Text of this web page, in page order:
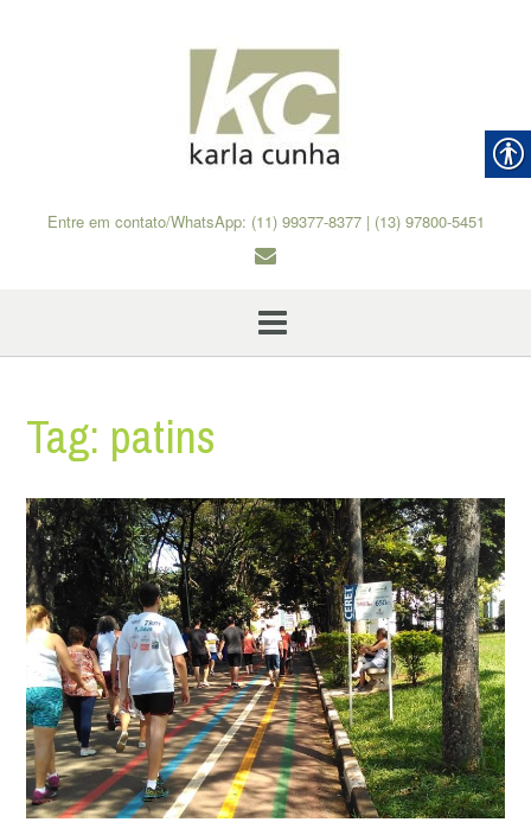
Entre em contato/WhatsApp: (11) 99377-8377 | (13) 97800-5451
Tag: patins